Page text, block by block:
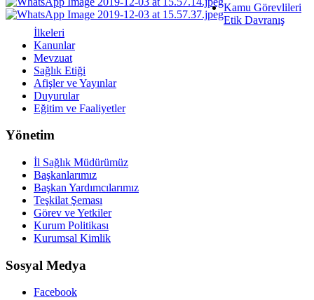
Kamu Görevlileri
Etik Davranış
İlkeleri
Kanunlar
Mevzuat
Sağlık Etiği
Afişler ve Yayınlar
Duyurular
Eğitim ve Faaliyetler
Yönetim
İl Sağlık Müdürümüz
Başkanlarımız
Başkan Yardımcılarımız
Teşkilat Şeması
Görev ve Yetkiler
Kurum Politikası
Kurumsal Kimlik
Sosyal Medya
Facebook